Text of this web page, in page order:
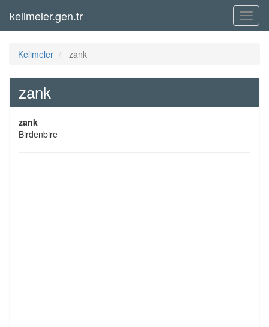
Menü
kelimeler.gen.tr
Kelimeler zank
zank
zank
Birdenbire